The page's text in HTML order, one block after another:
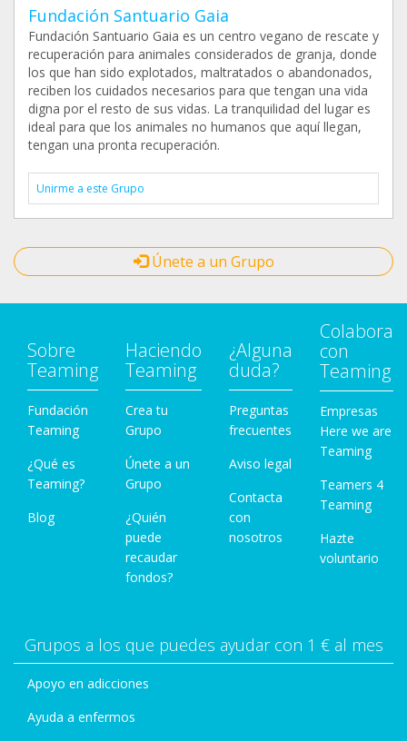
Fundación Santuario Gaia
Fundación Santuario Gaia es un centro vegano de rescate y
recuperación para animales considerados de granja, donde
los que han sido explotados, maltratados o abandonados,
reciben los cuidados necesarios para que tengan una vida
digna por el resto de sus vidas. La tranquilidad del lugar es
ideal para que los animales no humanos que aquí llegan,
tengan una pronta recuperación.
Unirme a este Grupo
Únete a un Grupo
Sobre
Teaming
Fundación
Teaming
¿Qué es
Teaming?
Blog
Haciendo
Teaming
Crea tu
Grupo
Únete a un
Grupo
¿Quién
puede
recaudar
fondos?
¿Alguna
duda?
Preguntas
frecuentes
Aviso legal
Contacta
con
nosotros
Colabora
con
Teaming
Empresas
Here we are
Teaming
Teamers 4
Teaming
Hazte
voluntario
Grupos a los que puedes ayudar con 1 € al mes
Apoyo en adicciones
Ayuda a enfermos